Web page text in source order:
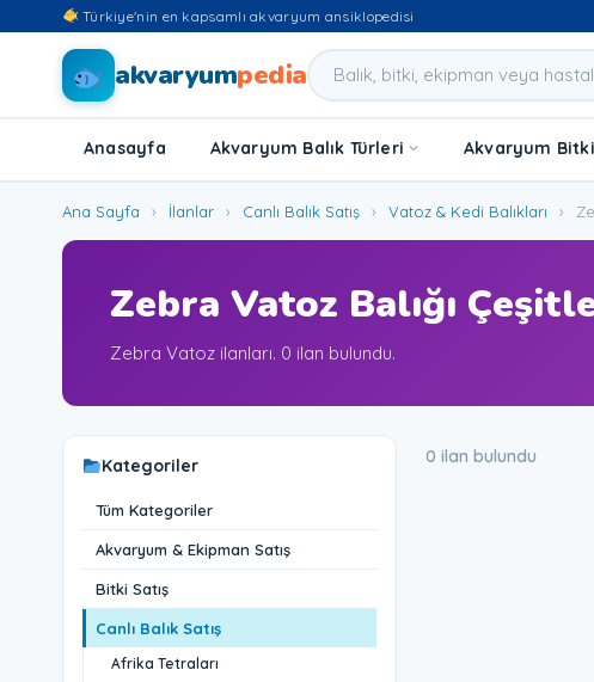
Türkiye'nin en kapsamlı akvaryum ansiklopedisi
akvaryumpedia
Anasayfa Akvaryum Balık Türleri Akvaryum
Ana Sayfa › İlanlar › Canlı Balık Satış › Vatoz & Kedi Balıkları ›
Zebra Vatoz Balığı
Zebra Vatoz ilanları. 0 ilan bulundu.
Kategoriler
Tüm Kategoriler
Akvaryum & Ekipman Satış
Bitki Satış
Canlı Balık Satış
Afrika Tetraları
0 ilan bulundu